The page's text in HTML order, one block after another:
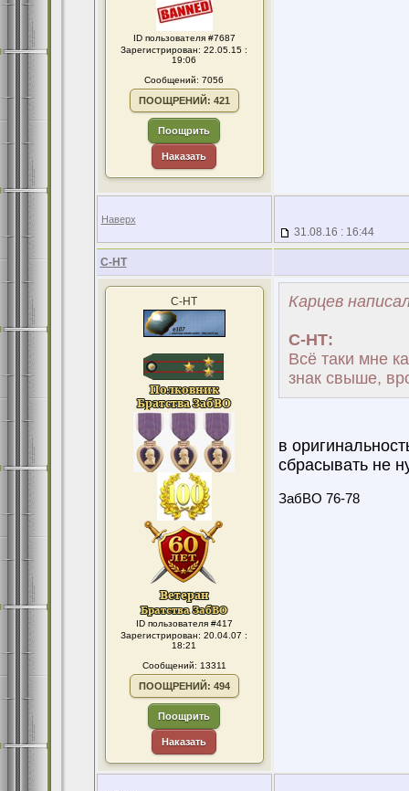
ID пользователя #7687
Зарегистрирован: 22.05.15 :
19:06
Сообщений: 7056
ПООЩРЕНИЙ: 421
Поощрить
Наказать
Наверх
31.08.16 : 16:44
С-НТ
С-НТ
ID пользователя #417
Зарегистрирован: 20.04.07 :
18:21
Сообщений: 13311
ПООЩРЕНИЙ: 494
Поощрить
Наказать
Карцев
С-НТ:
Всё таки мне
знак свыше,
в
сбрасывать не
ЗабВО 76-78